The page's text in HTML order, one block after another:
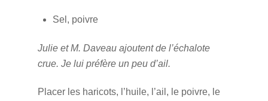
Sel, poivre
Julie et M. Daveau ajoutent de l’échalote
crue. Je lui préfère un peu d’ail.
Placer les haricots, l’huile, l’ail, le poivre, le